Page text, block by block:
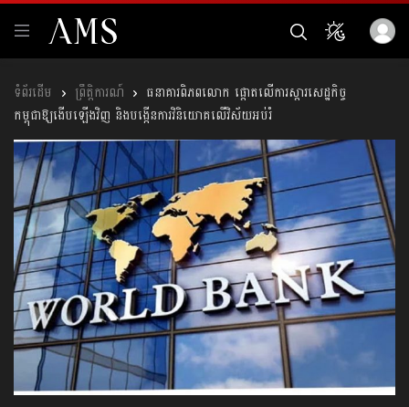
ព្រឹត្តិការណ៍
ធនាគារពិភពលោក ផ្តោតលើការស្តារសេដ្ឋកិច្ច
កម្ពុជាឱ្យងើបឡើងវិញ និងបង្កើនការវិនិយោគលើវិស័យអប់រំ